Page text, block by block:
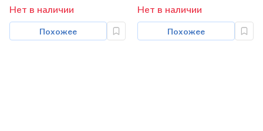
Нет в наличии
Похожее
Нет в наличии
Похожее